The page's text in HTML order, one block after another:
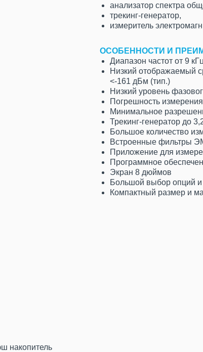
анализатор спектра
трекинг-генератор,
измеритель
ОСОБЕННОСТИ И
Диапазон частот от 9
Низкий отображаемый
<-161 дБм (тип.)
Низкий уровень
Погрешность
Минимальное
Трекинг-генератор до
Большое количество
Встроенные фильтры
Приложение для
Программное
Экран 8 дюймов
Большой выбор опций и
Компактный размер и
накопитель